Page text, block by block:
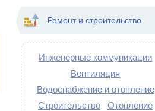
Ремонт и строительство
Инженерные коммуникации
Вентиляция
Водоснабжение и отопление
Строительство
Отопление